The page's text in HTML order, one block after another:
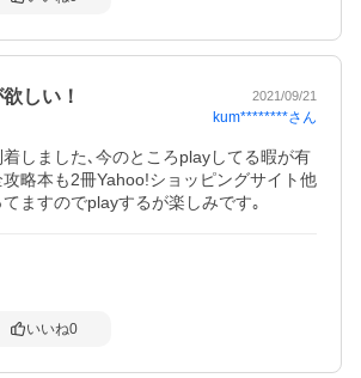
しい！ 2021/09/21
kum********さん
しました､今のところplayしてる暇が有
攻略本も2冊Yahoo!ショッピングサイト他
ますのでplayするが楽しみです｡
いいね0